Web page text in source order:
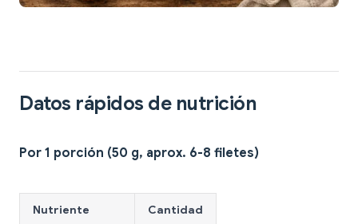
Datos rápidos de nutrición
Por 1 porción (50 g, aprox. 6-8 filetes)
Nutriente Cantidad